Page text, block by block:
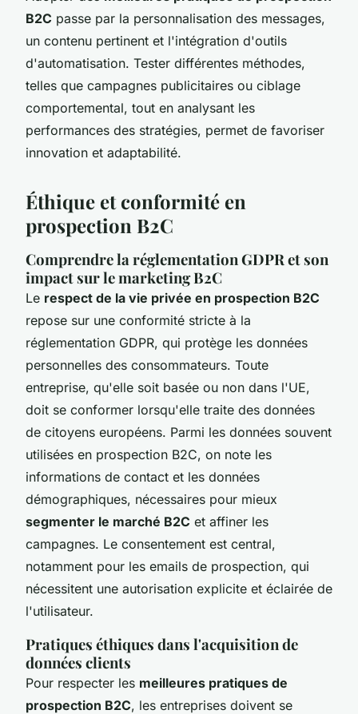
B2C passe par la personnalisation des messages,
un contenu pertinent et l'intégration d'outils
d'automatisation. Tester différentes méthodes,
telles que campagnes publicitaires ou ciblage
comportemental, tout en analysant les
performances des stratégies, permet de favoriser
innovation et adaptabilité.
Éthique et conformité en
prospection B2C
Comprendre la réglementation GDPR et son
impact sur le marketing B2C
Le respect de la vie privée en prospection B2C
repose sur une conformité stricte à la
réglementation GDPR, qui protège les données
personnelles des consommateurs. Toute
entreprise, qu'elle soit basée ou non dans l'UE,
doit se conformer lorsqu'elle traite des données
de citoyens européens. Parmi les données souvent
utilisées en prospection B2C, on note les
informations de contact et les données
démographiques, nécessaires pour mieux
segmenter le marché B2C et affiner les
campagnes. Le consentement est central,
notamment pour les emails de prospection, qui
nécessitent une autorisation explicite et éclairée de
l'utilisateur.
Pratiques éthiques dans l'acquisition de
données clients
Pour respecter les meilleures pratiques de
prospection B2C, les entreprises doivent se